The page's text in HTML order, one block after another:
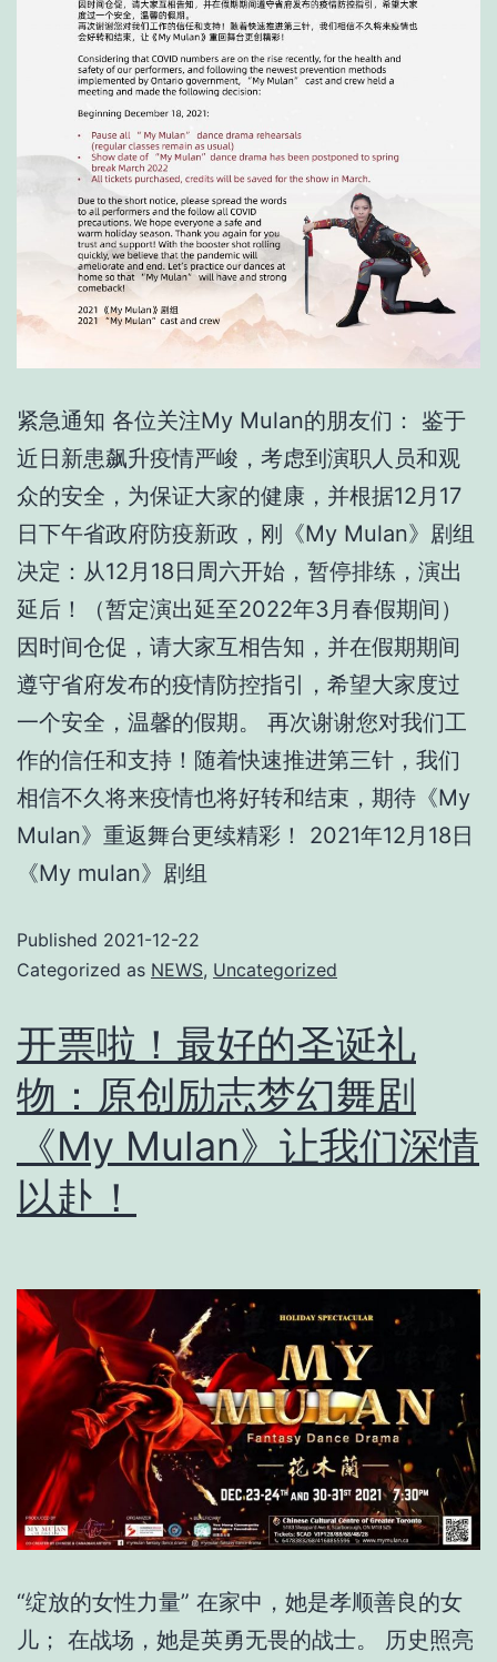
紧急通知 各位关注My Mulan的朋友们： 鉴于
近日新患飙升疫情严峻，考虑到演职人员和观
众的安全，为保证大家的健康，并根据12月17
日下午省政府防疫新政，刚《My Mulan》剧组
决定：从12月18日周六开始，暂停排练，演出
延后！（暂定演出延至2022年3月春假期间）
因时间仓促，请大家互相告知，并在假期期间
遵守省府发布的疫情防控指引，希望大家度过
一个安全，温馨的假期。 再次谢谢您对我们工
作的信任和支持！随着快速推进第三针，我们
相信不久将来疫情也将好转和结束，期待《My
Mulan》重返舞台更续精彩！ 2021年12月18日
《My mulan》剧组
Published 2021-12-22
Categorized as NEWS, Uncategorized
开票啦！最好的圣诞礼
物：原创励志梦幻舞剧
《My Mulan》让我们深情
以赴！
“绽放的女性力量” 在家中，她是孝顺善良的女
儿； 在战场，她是英勇无畏的战士。 历史照亮